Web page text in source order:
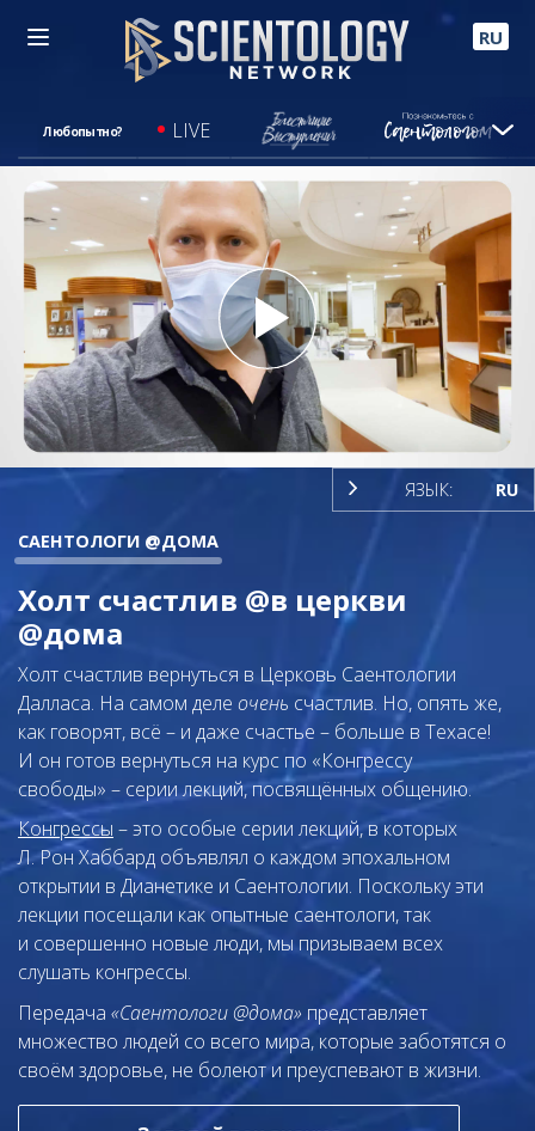
RU
Любопытно? LIVE
Play
Video
ЯЗЫК: RU
САЕНТОЛОГИ @ДОМА
Холт счастлив @в церкви
@дома
Холт счастлив вернуться в Церковь Саентологии
Далласа. На самом деле очень счастлив. Но, опять же,
как говорят, всё – и даже счастье – больше в Техасе!
И он готов вернуться на курс по «Конгрессу
свободы» – серии лекций, посвящённых общению.
Конгрессы – это особые серии лекций, в которых
Л. Рон Хаббард объявлял о каждом эпохальном
открытии в Дианетике и Саентологии. Поскольку эти
лекции посещали как опытные саентологи, так
и совершенно новые люди, мы призываем всех
слушать конгрессы.
Передача «Саентологи @дома» представляет
множество людей со всего мира, которые заботятся о
своём здоровье, не болеют и преуспевают в жизни.